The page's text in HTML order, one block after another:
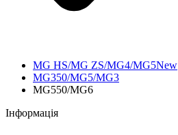
MG HS/MG ZS/MG4/MG5New
MG350/MG5/MG3
MG550/MG6
Інформація